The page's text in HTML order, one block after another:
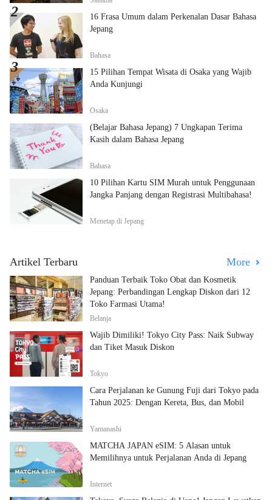
16 Frasa Umum dalam Perkenalan Dasar Bahasa
Jepang
Bahasa
15 Pilihan Tempat Wisata di Osaka yang Wajib
Anda Kunjungi
Osaka
(Belajar Bahasa Jepang) 7 Ungkapan Terima
Kasih dalam Bahasa Jepang
Bahasa
10 Pilihan Kartu SIM Murah untuk Penggunaan
Jangka Panjang dengan Registrasi Multibahasa!
Menetap di Jepang
Artikel Terbaru More
Panduan Terbaik Toko Obat dan Kosmetik
Jepang: Perbandingan Lengkap Diskon dari 12
Toko Farmasi Utama!
Belanja
Wajib Dimiliki! Tokyo City Pass: Naik Subway
dan Tiket Masuk Diskon
Tokyo
Cara Perjalanan ke Gunung Fuji dari Tokyo pada
Tahun 2025: Dengan Kereta, Bus, dan Mobil
Yamanashi
MATCHA JAPAN eSIM: 5 Alasan untuk
Memilihnya untuk Perjalanan Anda di Jepang
Internet